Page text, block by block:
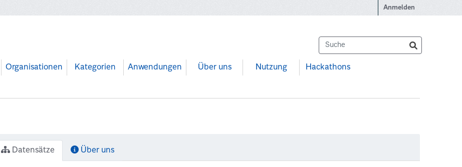
Anmelden
Organisationen Kategorien Anwendungen Über uns Nutzung Hackathons
Datensätze Über uns